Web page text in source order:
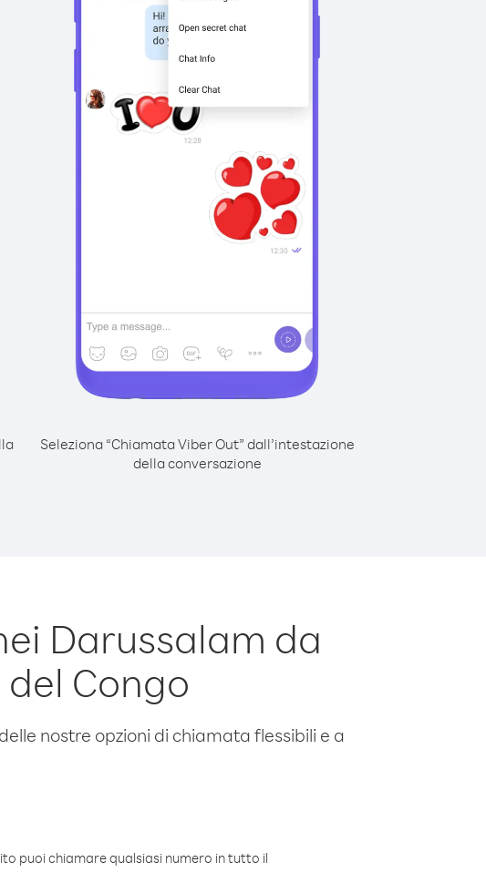
Seleziona “Chiamata Viber Out” dall’intestazione
della conversazione
Darussalam da
Congo
nostre opzioni di chiamata flessibili e a
puoi chiamare qualsiasi numero in tutto il